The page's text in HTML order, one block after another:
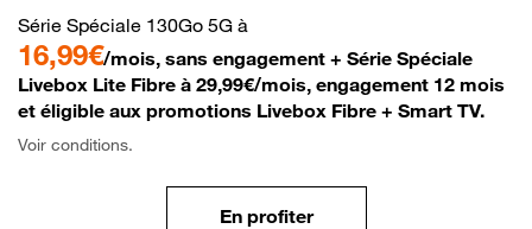
Série Spéciale 130Go 5G à
16,99€/mois, sans engagement + Série Spéciale
Livebox Lite Fibre à 29,99€/mois, engagement 12 mois
et éligible aux promotions Livebox Fibre + Smart TV.
Voir conditions.
En profiter